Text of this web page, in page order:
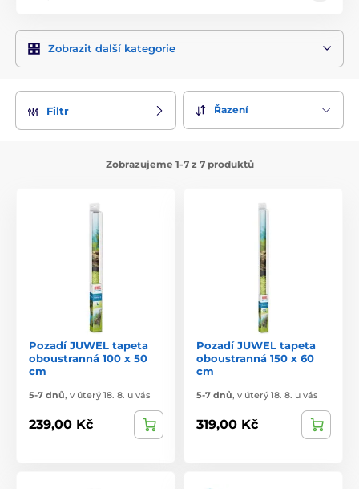
Zobrazit další kategorie
Filtr Řazení
Zobrazujeme 1-7 z 7 produktů
Pozadí JUWEL tapeta
oboustranná 100 x 50
cm
5-7 dnů, v úterý 18. 8. u vás
239,00 Kč
Pozadí JUWEL tapeta
oboustranná 150 x 60
cm
5-7 dnů, v úterý 18. 8. u vás
319,00 Kč